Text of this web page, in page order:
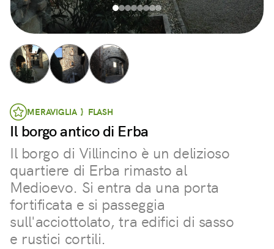
MERAVIGLIA } FLASH
Il borgo antico di Erba
Il borgo di Villincino è un delizioso
quartiere di Erba rimasto al
Medioevo. Si entra da una porta
fortificata e si passeggia
sull'acciottolato, tra edifici di sasso
e rustici cortili.